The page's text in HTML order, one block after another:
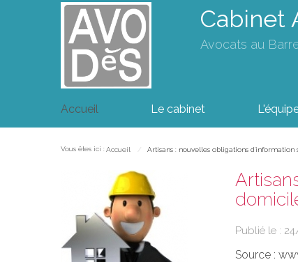
Cabinet
Avocats au
Accueil Le cabinet
Vous êtes ici : Accueil Artisans : nouvelles obligations
Publié le :
Source :